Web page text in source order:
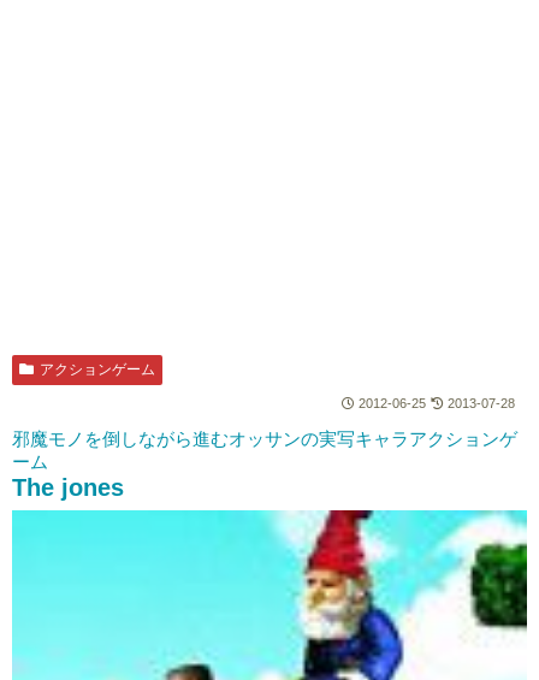
アクションゲーム
2012-06-25 2013-07-28
邪魔モノを倒しながら進むオッサンの実写キャラアクションゲ
ーム
The jones